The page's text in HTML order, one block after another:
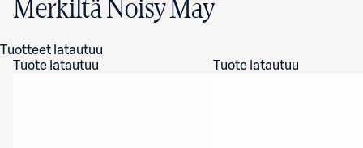
Merkiltä Noisy May
Tuotteet latautuu
Tuote latautuu
Tuote latautuu